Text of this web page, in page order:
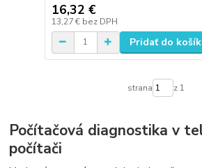
16,32 €
13,27 € bez DPH
Pridať do
strana z 1
Počítačová diagnostika v
počítači